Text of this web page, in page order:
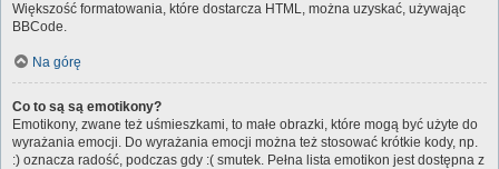
Większość formatowania, które dostarcza HTML, można uzyskać, używając
BBCode.
Na górę
Co to są są emotikony?
Emotikony, zwane też uśmieszkami, to małe obrazki, które mogą być użyte do
wyrażania emocji. Do wyrażania emocji można też stosować krótkie kody, np.
:) oznacza radość, podczas gdy :( smutek. Pełna lista emotikon jest dostępna z